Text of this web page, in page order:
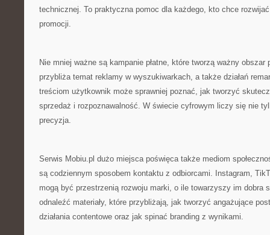
technicznej. To praktyczna pomoc dla każdego, kto chce
promocji.
Nie mniej ważne są kampanie płatne, które tworzą ważny
przybliża temat reklamy w wyszukiwarkach, a także działań
treściom użytkownik może sprawniej poznać, jak tworzyć
sprzedaż i rozpoznawalność. W świecie cyfrowym liczy się nie
precyzja.
Serwis Mobiu.pl dużo miejsca poświęca także mediom
są codziennym sposobem kontaktu z odbiorcami. Instagram,
mogą być przestrzenią rozwoju marki, o ile towarzyszy im dobra
odnaleźć materiały, które przybliżają, jak tworzyć angażujące
działania contentowe oraz jak spinać branding z wynikami.